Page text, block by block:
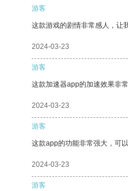
游客
这款游戏的剧情非常感人，让
2024-03-23
游客
这款加速器app的加速效果非
2024-03-23
游客
这款app的功能非常强大，可
2024-03-23
游客